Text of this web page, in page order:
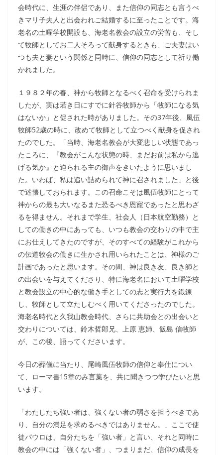
会時代に、生涯の伴侶であり、また信仰の同志とも言うべ
きマリ子夫人と出会われご結婚するに至ったことです。海
老名の土曜学校開設も、海老名教会の設立の労苦も、そし
て牧師としてお二人そろって献身するときも、ご夫妻はい
つも夫と妻という関係と同時に、信仰の同志として祈り働
かれました。
１９８２年の春、神から牧師となるべく召命を受けられま
したが、実は若き日にすでに針谷牧師から「牧師になる気
はないか」と促された時がありました。その37年後、風伍
牧師52歳の時に、改めて牧師として立つべく献身を促され
たのでした。「当時、海老名教会が大変悲しい状態であっ
たころに、『教会がこんな状態の時、まだお前は私から逃
げる気か』と迫られる主の御声をきいたように思いまし
た。いわば、私は追い詰められて神に召されました」と後
で述懐しておられます。この召命こそは風伍牧師にとって
神からの最も大いなるまた恐るべき恩寵であったと思わざ
るを得ません。それまで学生、社会人（日本航空勤務）と
しての働きの中にあっても、いつも教会の交わりの中で主
にお仕えしてきたのですが、そのすべての経験がこれから
の伝道牧会の働きに生かされ用いられたことは、神様のご
計画であったと思います。その間、神は良き友、良き師と
の出会いを与えてくださり、特に海老名において土曜学校
と教会設立の中心的な働き手としての志と実行力を鍛錬
し、牧師として立たしむべく用いてくださったのでした。
海老名時代と久我山教会時代、さらに共助会との出会いと
交わりについては、鈴木哲郎兄、上原 恵姉、飯島 信牧師
が、この後、語ってくださいます。
今日の葬儀に当たり、尾崎風伍牧師の信仰と奉仕につい
て、ローマ書15章のみ言葉を、共に聞きつつ学びたいと思
います。
「わたしたち強い者は、強くない者の弱さを担うべきであ
り、自分の満足を求めるべきではありません。」ここで使
徒パウロは、自分たちを「強い者」と言い、それと同時に
教会の中には「強くない者」、つまりまだ、信仰の成長を